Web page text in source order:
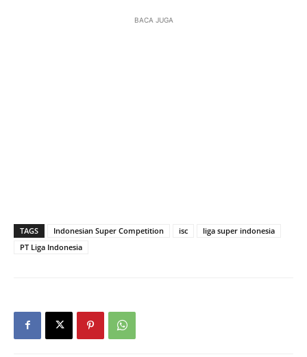
BACA JUGA
TAGS Indonesian Super Competition isc
liga super indonesia
PT Liga Indonesia